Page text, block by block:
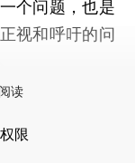
个问题，也是
视和呼吁的问
读
限